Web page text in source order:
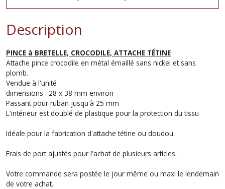
Description
PINCE à BRETELLE, CROCODILE, ATTACHE TÉTINE
Attache pince crocodile en métal émaillé sans nickel et sans
plomb.
Vendue à l'unité
dimensions : 28 x 38 mm environ
Passant pour ruban jusqu'à 25 mm
L'intérieur est doublé de plastique pour la protection du tissu
Idéale pour la fabrication d'attache tétine ou doudou.
Frais de port ajustés pour l'achat de plusieurs articles.
Votre commande sera postée le jour même ou maxi le lendemain
de votre achat.